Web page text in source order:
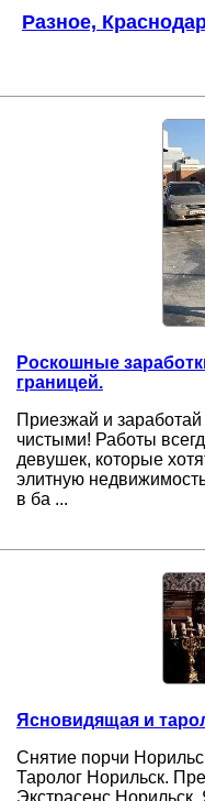
Разное,
Роскошные
границей.
Приезжай и
чистыми! Работы
девушек, которые
элитную
в ба ...
Ясновидящая и
Снятие порчи
Таролог Норильск.
Экстрасенс